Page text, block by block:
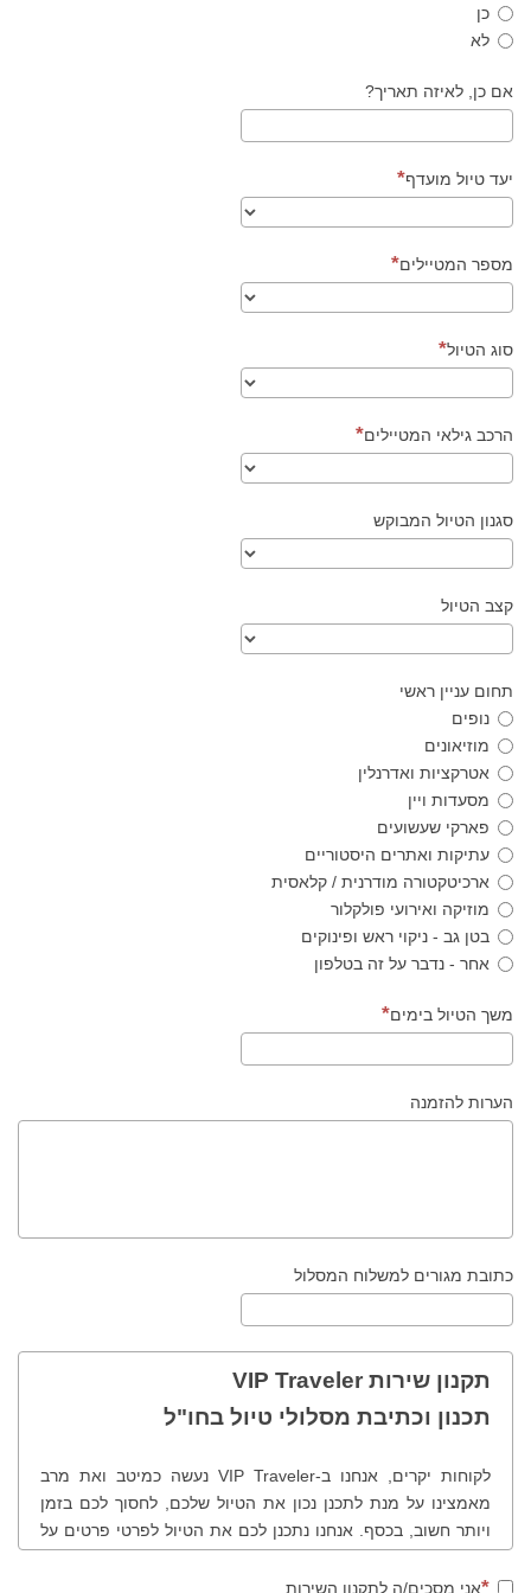
כן
לא
אם כן, לאיזה תאריך?
יעד טיול מועדף
מספר המטיילים
סוג הטיול
הרכב גילאי המטיילים
סגנון הטיול המבוקש
קצב הטיול
תחום עניין ראשי
נופים
מוזיאונים
אטרקציות ואדרנלין
מסעדות ויין
פארקי שעשועים
עתיקות ואתרים היסטוריים
ארכיטקטורה מודרנית / קלאסית
מוזיקה ואירועי פולקלור
בטן גב - ניקוי ראש ופינוקים
אחר - נדבר על זה בטלפון
משך הטיול בימים
הערות להזמנה
כתובת מגורים למשלוח המסלול
תקנון שירות VIP Traveler
תכנון וכתיבת מסלולי טיול בחו"ל
לקוחות יקרים, אנחנו ב-VIP Traveler נעשה כמיטב ואת מרב
מאמצינו על מנת לתכנן נכון את הטיול שלכם, לחסוך לכם בזמן
ויותר חשוב, בכסף. אנחנו נתכנן לכם את הטיול לפרטי פרטים על
פי בקשותיכם, רצונותיכם, תחומי העניין שלכם, נציע לכם לבקר
במקומות שונים ולמעשה נכוון אתכם נכון בטיול שלכם. לנוחותכם
אני מסכים/ה לתקנון השירות